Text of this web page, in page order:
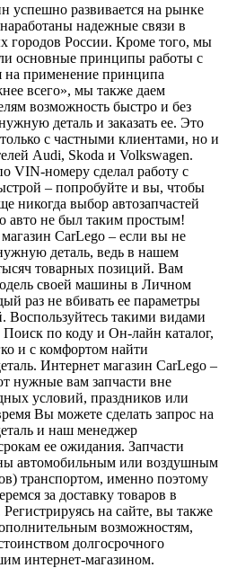
успешно развивается на рынке
надежные связи в
городов России. Кроме того, мы
основные принципы работы с
на применение принципа
всего», мы также даем
возможность быстро и без
деталь и заказать ее. Это
с частными клиентами, но и
Audi, Skoda и Volkswagen.
VIN-номеру сделал работу с
– попробуйте и вы, чтобы
никогда выбор автозапчастей
авто не был таким простым!
CarLego – если вы не
деталь, ведь в нашем
товарных позиций. Вам
своей машины в Личном
раз не вбивать ее параметры
Воспользуйтесь такими видами
Поиск по коду и Он-лайн каталог,
и с комфортом найти
Интернет магазин CarLego –
нужные вам запчасти вне
условий, праздников или
Вы можете сделать запрос на
и наш менеджер
ее ожидания. Запчасти
автомобильным или воздушным
транспортом, именно поэтому
за доставку товаров в
на сайте, вы также
возможностям,
долгосрочного
интернет-магазином.